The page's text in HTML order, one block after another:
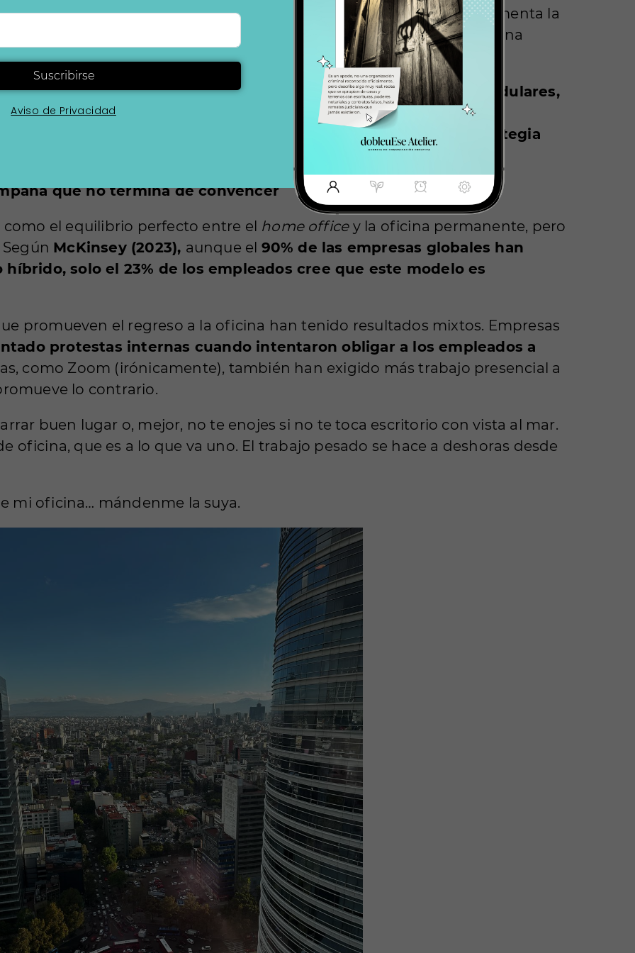
libre, lo que se conoce comohot desking.
La teoría dice que esto fomenta la
la práctica, genera competencia absurda por los mejores lugares y una
con peor café.
intentan compensar la falta de pertenencia conzonas modulares,
multifuncional
que hagan que los empleados quieran volver. Pero la
una transformación del espacio de trabajo o solo una estrategia
que no termina de convencer
el equilibrio perfecto entre el home officey la oficina permanente, pero
McKinsey (2023), aunque el 90% de las empresas globales han
solo el 23% de los empleados cree que este modelo es
promueven el regreso a la oficina han tenido resultados mixtos. Empresas
protestas internas cuando intentaron obligar a los empleados a
como Zoom (irónicamente), también han exigido más trabajo presencial a
lo contrario.
buen lugar o, mejor, no te enojes si no te toca escritorio con vista al mar.
oficina, que es a lo que va uno. El trabajo pesado se hace a deshoras desde
mi oficina… mándenme la suya.
Suscribirse
Aviso de Privacidad